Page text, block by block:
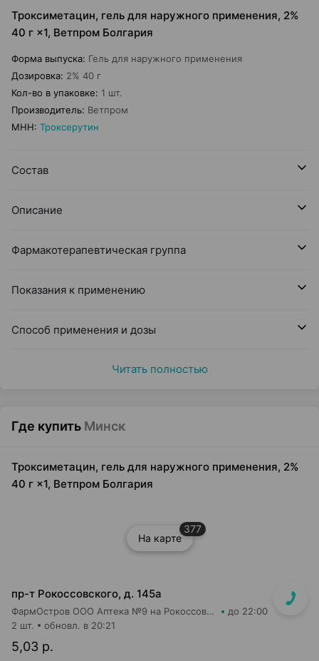
Троксиметацин, гель для наружного применения, 2%
40 г ×1, Ветпром Болгария
Форма выпуска: Гель для наружного применения
Дозировка: 2% 40 г
Кол-во в упаковке: 1 шт.
Производитель: Ветпром
МНН: Троксерутин
Состав
Описание
Фармакотерапевтическая группа
Показания к применению
Способ применения и дозы
Читать полностью
Где купить Минск
Троксиметацин, гель для наружного применения, 2%
40 г ×1, Ветпром Болгария
На карте
377
пр-т Рокоссовского, д. 145а
ФармОстров ООО Аптека №9 на Рокоссовского до 22:00
5,03 р.
2 шт. обновл. в 20:21